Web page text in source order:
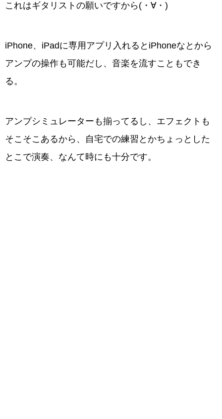
これはギタリストの願いですから(・∀・)
iPhone、iPadに専用アプリ入れるとiPhoneなとから
アンプの操作も可能だし、音楽を流すこともでき
る。
アンプシミュレーターも揃ってるし、エフェクトも
そこそこあるから、自宅での練習とかちょっとした
とこで演奏、なんて時にも十分です。